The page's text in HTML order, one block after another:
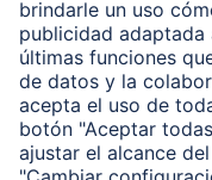
Clientes online
Conviértete en
Compañía